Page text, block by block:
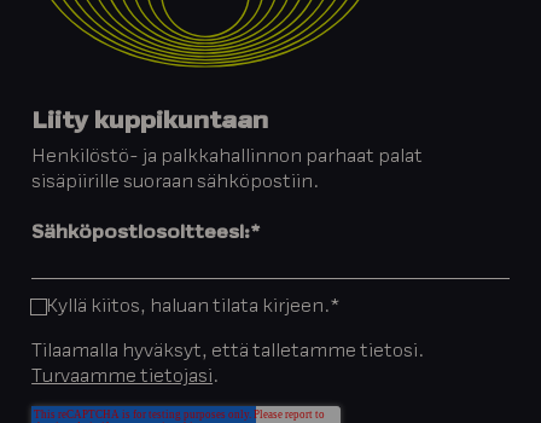
Liity kuppikuntaan
Henkilöstö- ja palkkahallinnon parhaat palat
sisäpiirille suoraan sähköpostiin.
Sähköpostiosoitteesi:*
Kyllä kiitos, haluan tilata kirjeen.*
Tilaamalla hyväksyt, että talletamme tietosi.
Turvaamme tietojasi .